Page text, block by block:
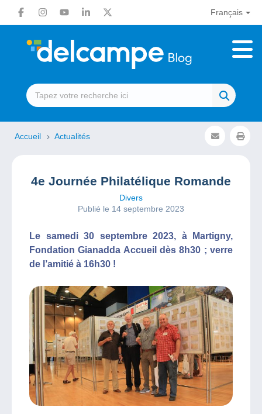
Français
Accueil Actualités
4e Journée Philatélique Romande
Divers
Publié le 14 septembre 2023
Le samedi 30 septembre 2023, à Martigny,
Fondation Gianadda Accueil dès 8h30 ; verre
de l’amitié à 16h30 !